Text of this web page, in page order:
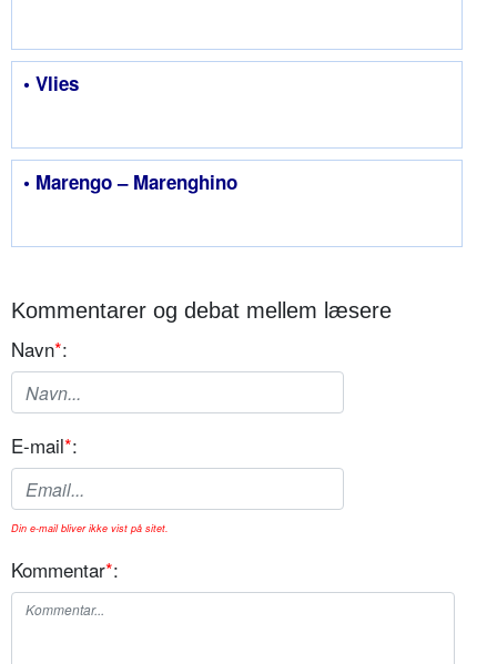
• Vlies
• Marengo – Marenghino
Kommentarer og debat mellem læsere
Navn*:
E-mail*:
Din e-mail bliver ikke vist på sitet.
Kommentar*: